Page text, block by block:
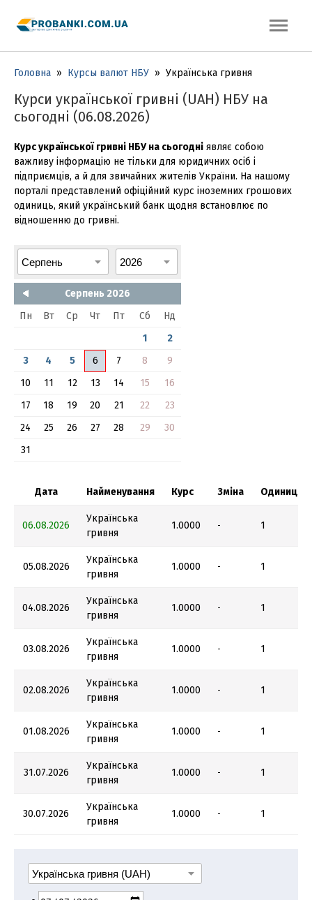
Головна » Курсы валют НБУ » Українська гривня
Курси української гривні (UAH) НБУ на
сьогодні (06.08.2026)
Курс української гривні НБУ на сьогодні являє собою
важливу інформацію не тільки для юридичних осіб і
підприємців, а й для звичайних жителів України. На нашому
порталі представлений офіційний курс іноземних грошових
одиниць, який український банк щодня встановлює по
відношенню до гривні.
Серпень 2026
Пн
Вт Ср Чт Пт Сб
Нд
1
2
3
4 5 6 7 8
9
10
11 12 13 14 15
16
17
18 19 20 21 22
23
24
25 26 27 28 29
30
31
Дата Найменування Курс Зміна Одиниця
06.08.2026
Українська
гривня
1.0000 - 1
05.08.2026
Українська
гривня
1.0000 - 1
04.08.2026
Українська
гривня
1.0000 - 1
03.08.2026
Українська
гривня
1.0000 - 1
02.08.2026
Українська
гривня
1.0000 - 1
01.08.2026
Українська
гривня
1.0000 - 1
31.07.2026
Українська
гривня
1.0000 - 1
30.07.2026
Українська
гривня
1.0000 - 1